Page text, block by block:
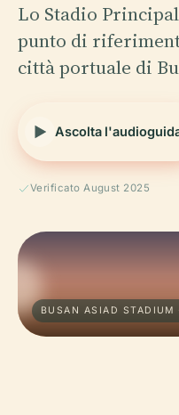
Lo Stadio
punto di
città portuale di
Ascolta
Verificato August 2025
BUSAN ASIAD STADIUM